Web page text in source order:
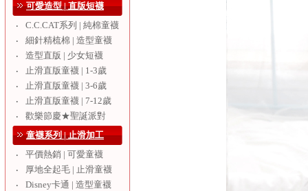
可愛造型 | 直版短襪
‧
C.C.CAT系列 | 純棉童襪
‧
細針精梳棉 | 造型童襪
‧
造型直版 | 少女短襪
‧
止滑直版童襪 | 1-3歲
‧
止滑直版童襪 | 3-6歲
‧
止滑直版童襪 | 7-12歲
‧
歡樂節慶★聖誕派對
童襪系列 | 止滑加工
‧
平價熱銷 | 可愛童襪
‧
厚地全起毛 | 止滑童襪
‧
Disney卡通 | 造型童襪